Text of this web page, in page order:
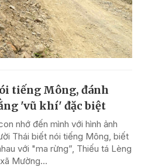
tiếng Mông, đánh
'vũ khí' đặc biệt
nhớ đến mình với hình ảnh
Thái biết nói tiếng Mông, biết
với "ma rừng”, Thiếu tá Lèng
Mường...